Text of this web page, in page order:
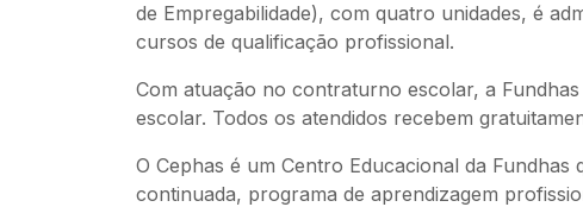
de Empregabilidade), com quatro unidades, é
cursos de qualificação profissional.
Com atuação no contraturno escolar, a
escolar. Todos os atendidos recebem
O Cephas é um Centro Educacional da
continuada, programa de aprendizagem